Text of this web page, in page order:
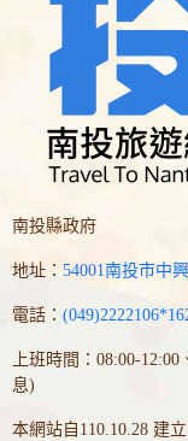
南投縣政府
地址： 54001南投市中
電話：
上班時間：08:00-
息)
本網站自110.10.28 建立